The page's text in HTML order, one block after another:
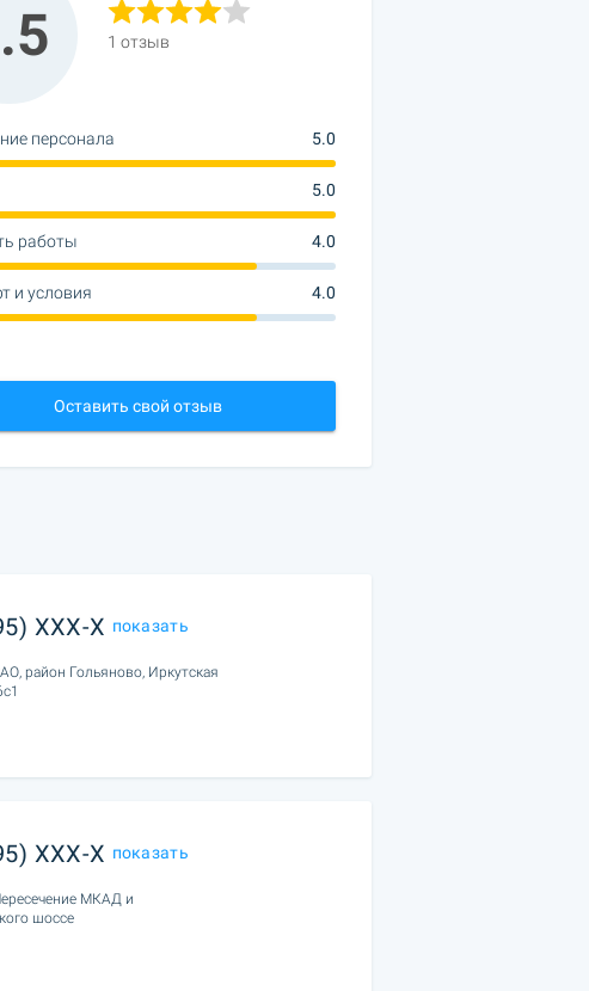
1 отзыв
персонала 5.0
5.0
работы 4.0
и условия 4.0
Оставить свой отзыв
XXX-X показать
район Гольяново, Иркутская
XXX-X показать
МКАД и
шоссе